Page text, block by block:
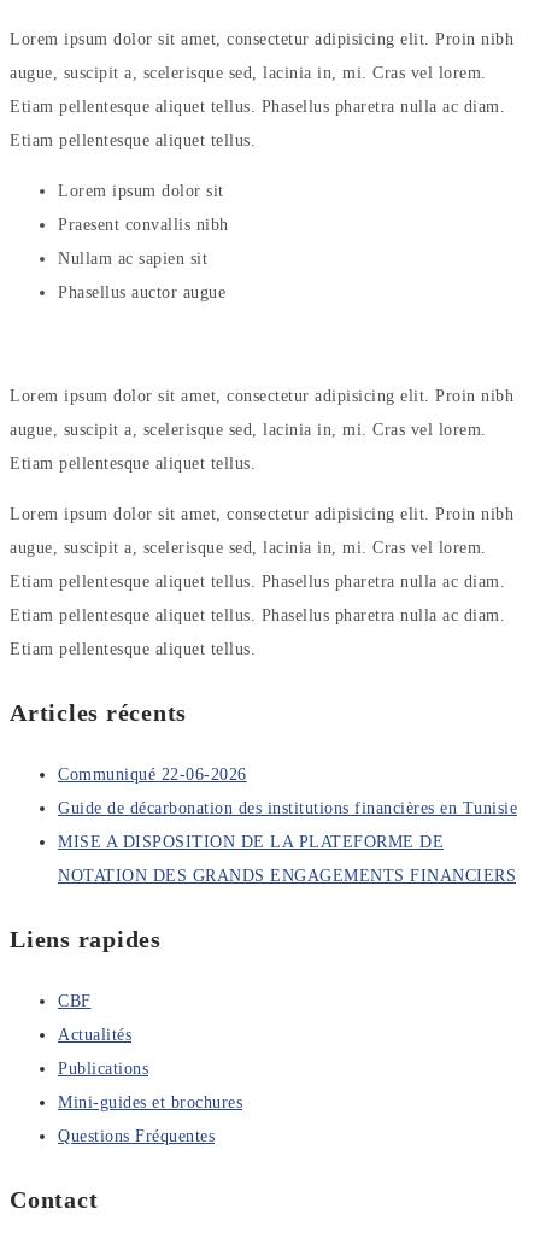
Lorem ipsum dolor sit amet, consectetur adipisicing elit. Proin nibh
augue, suscipit a, scelerisque sed, lacinia in, mi. Cras vel lorem.
Etiam pellentesque aliquet tellus. Phasellus pharetra nulla ac diam.
Etiam pellentesque aliquet tellus.
Lorem ipsum dolor sit
Praesent convallis nibh
Nullam ac sapien sit
Phasellus auctor augue
Lorem ipsum dolor sit amet, consectetur adipisicing elit. Proin nibh
augue, suscipit a, scelerisque sed, lacinia in, mi. Cras vel lorem.
Etiam pellentesque aliquet tellus.
Lorem ipsum dolor sit amet, consectetur adipisicing elit. Proin nibh
augue, suscipit a, scelerisque sed, lacinia in, mi. Cras vel lorem.
Etiam pellentesque aliquet tellus. Phasellus pharetra nulla ac diam.
Etiam pellentesque aliquet tellus. Phasellus pharetra nulla ac diam.
Etiam pellentesque aliquet tellus.
Articles récents
Communiqué 22-06-2026
Guide de décarbonation des institutions financières en Tunisie
MISE A DISPOSITION DE LA PLATEFORME DE
NOTATION DES GRANDS ENGAGEMENTS FINANCIERS
Liens rapides
CBF
Actualités
Publications
Mini-guides et brochures
Questions Fréquentes
Contact